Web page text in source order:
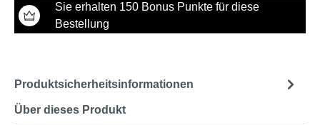
Sie erhalten 150 Bonus Punkte für diese
Bestellung
Über dieses Produkt
Produktsicherheitsinformationen